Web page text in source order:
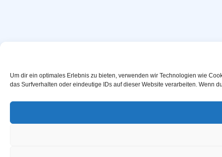
Um dir ein optimales Erlebnis zu bieten, verwenden wir Technologien wie
das Surfverhalten oder eindeutige IDs auf dieser Website verarbeiten. Wenn